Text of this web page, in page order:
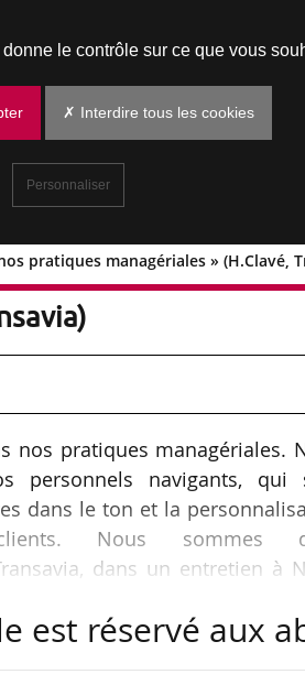
pratiques managériales » (H.Clavé,
friendly dans nos
nos pratiques managériales.
personnels navigants, qui
dans le ton et la
Nous sommes
dans un entretien à
est réservé aux
le contrôle sur ce que vous
✗ Interdire tous les cookies
Personnaliser